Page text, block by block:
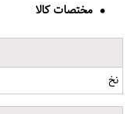
مختصات کالا
نخ